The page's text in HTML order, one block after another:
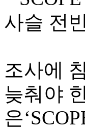
사슬 전
조사에
늦춰야
은